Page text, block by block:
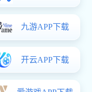
DTS
字样机
数字孪生试验系统 DTS